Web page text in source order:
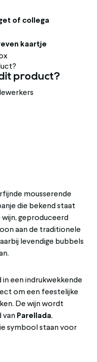
of collega
kaartje
product?
mousserende
die bekend staat
geproduceerd
aan de traditionele
levendige bubbels
een indrukwekkende
om een feestelijke
De wijn wordt
van Parellada,
symbool staan voor